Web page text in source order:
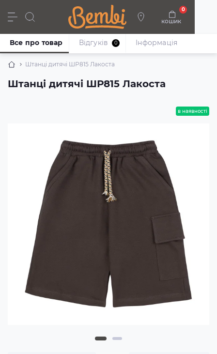
кошик
0
Дівчата Хлопці Немовлята Взуття
Штанці дитячі ШР815 Лакоста
Штанці дитячі ШР815 Лакоста
Все про товар Відгуків 0 Iнформація
в наявності